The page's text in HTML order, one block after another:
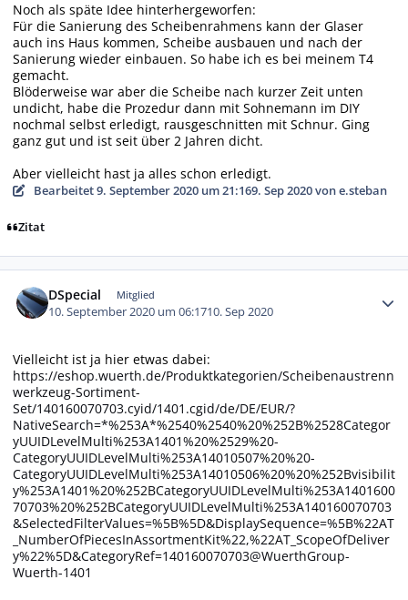
Noch als späte Idee hinterhergeworfen:
Für die Sanierung des Scheibenrahmens kann der Glaser
auch ins Haus kommen, Scheibe ausbauen und nach der
Sanierung wieder einbauen. So habe ich es bei meinem T4
gemacht.
Blöderweise war aber die Scheibe nach kurzer Zeit unten
undicht, habe die Prozedur dann mit Sohnemann im DIY
nochmal selbst erledigt, rausgeschnitten mit Schnur. Ging
ganz gut und ist seit über 2 Jahren dicht.
Aber vielleicht hast ja alles schon erledigt.
Bearbeitet9. September 2020 um 21:169. Sep 2020von e.steban
Zitat
DSpecial Mitglied
10. September 2020 um 06:1710. Sep 2020
Vielleicht ist ja hier etwas dabei:
https://eshop.wuerth.de/Produktkategorien/Scheibenaustrenn
werkzeug-Sortiment-
Set/140160070703.cyid/1401.cgid/de/DE/EUR/?
NativeSearch=*%253A*%2540%2540%20%252B%2528Categor
yUUIDLevelMulti%253A1401%20%2529%20-
CategoryUUIDLevelMulti%253A14010507%20%20-
CategoryUUIDLevelMulti%253A14010506%20%20%252Bvisibilit
y%253A1401%20%252BCategoryUUIDLevelMulti%253A1401600
70703%20%252BCategoryUUIDLevelMulti%253A140160070703
&SelectedFilterValues=%5B%5D&DisplaySequence=%5B%22AT
_NumberOfPiecesInAssortmentKit%22,%22AT_ScopeOfDeliver
y%22%5D&CategoryRef=140160070703@WuerthGroup-
Wuerth-1401